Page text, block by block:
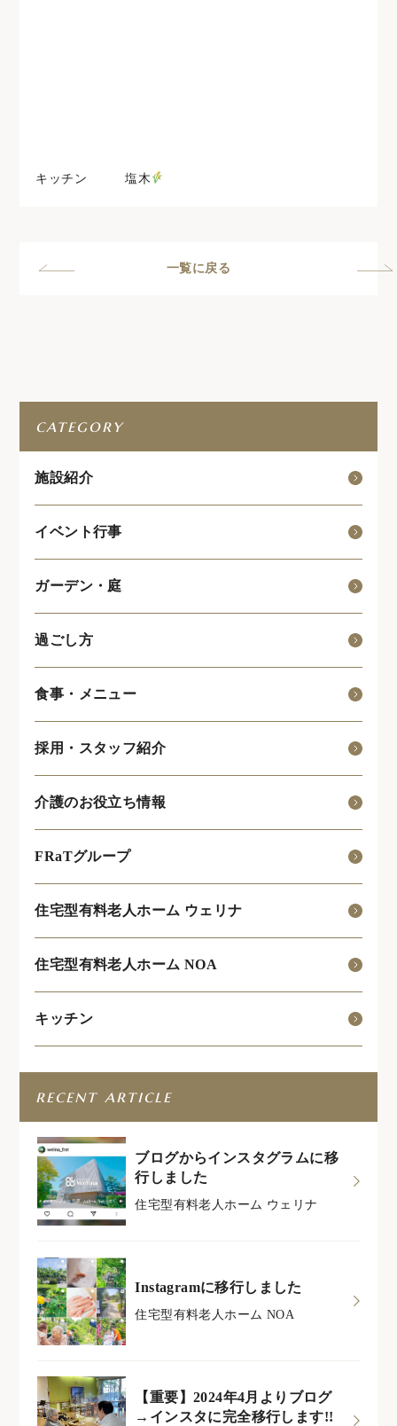
キッチン 塩木
一覧に戻る
category
施設紹介
イベント行事
ガーデン・庭
過ごし方
食事・メニュー
採用・スタッフ紹介
介護のお役立ち情報
FRaTグループ
住宅型有料老人ホーム ウェリナ
住宅型有料老人ホーム NOA
キッチン
recent article
ブログからインスタグラムに移
行しました
住宅型有料老人ホーム ウェリナ
Instagramに移行しました
住宅型有料老人ホーム NOA
【重要】2024年4月よりブログ
→インスタに完全移行します!!